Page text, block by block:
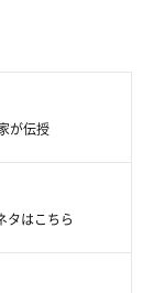
が伝授
タはこちら